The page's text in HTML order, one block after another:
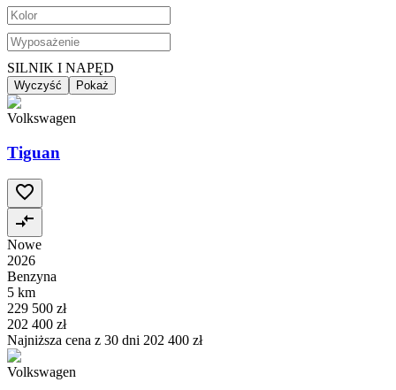
SILNIK I NAPĘD
Wyczyść Pokaż
Volkswagen
Tiguan
Nowe
2026
Benzyna
5 km
229 500 zł
202 400 zł
Najniższa cena z 30 dni 202 400 zł
Volkswagen